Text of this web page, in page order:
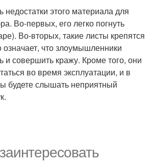
недостатки этого материала для
Во-первых, его легко погнуть
Во-вторых, такие листы крепятся
что злоумышленники
и совершить кражу. Кроме того, они
во время эксплуатации, и в
будете слышать неприятный